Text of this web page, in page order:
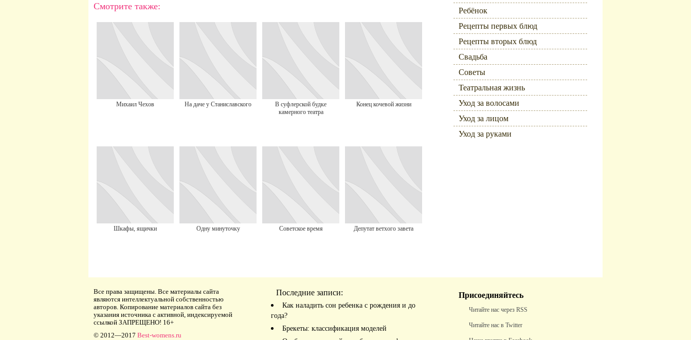
Смотрите также:
Михаил Чехов На даче у Станиславского
В суфлерской будке
камерного театра
Конец кочевой жизни
Шкафы, ящички Одну минуточку Советское время Депутат ветхого завета
Ребёнок
Рецепты первых блюд
Рецепты вторых блюд
Свадьба
Советы
Театральная жизнь
Уход за волосами
Уход за лицом
Уход за руками
Все права защищены. Все материалы сайта
являются интеллектуальной собственностью
авторов. Копирование материалов сайта без
указания источника с активной, индексируемой
ссылкой ЗАПРЕЩЕНО! 16+
© 2012—2017 Best-womens.ru
Последние записи:
Как наладить сон ребенка с рождения и до
года?
Брекеты: классификация моделей
Присоединяйтесь
Читайте нас через RSS
Читайте нас в Twitter